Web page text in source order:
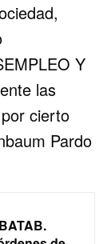
Y
las
cierto
Pardo